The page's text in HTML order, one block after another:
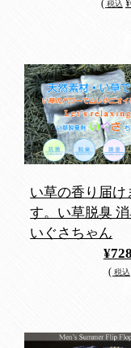
( 税込
い草の香り届け
す。い草脱臭 消
いぐさちゃん
¥728
( 税込